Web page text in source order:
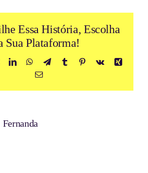
Essa História, Escolha
Sua Plataforma!
LinkedInWhatsApp
TelegramTumblr Pinterest
Vk
Xing
E-
Fernanda